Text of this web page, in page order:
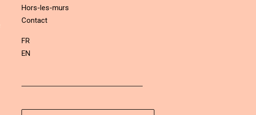
Hors-les-murs
Contact
FR
EN